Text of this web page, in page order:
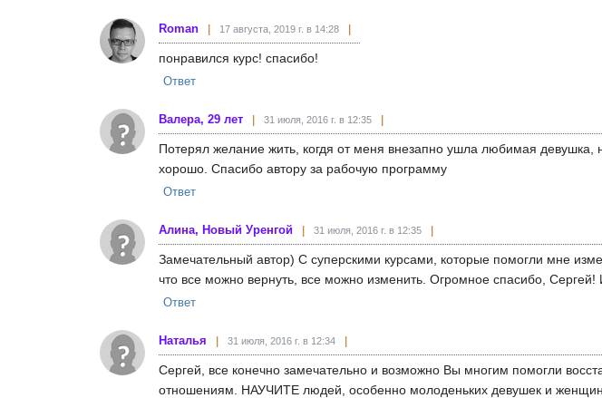
Roman 17 августа, 2019 г. в 14:28
понравился курс! спасибо!
Ответ
Валера, 29 лет 31 июля, 2016 г. в 12:35
Потерял желание жить, когдя от меня внезапно ушла любимая
хорошо. Спасибо автору за рабочую программу
Ответ
Алина, Новый Уренгой 31 июля, 2016 г. в 12:35
Замечательный автор) С суперскими курсами, которые помогли мне
что все можно вернуть, все можно изменить. Огромное спасибо, Сергей!
Ответ
Наталья 31 июля, 2016 г. в 12:34
Сергей, все конечно замечательно и возможно Вы многим помогли
отношениям. НАУЧИТЕ людей, особенно молоденьких девушек и